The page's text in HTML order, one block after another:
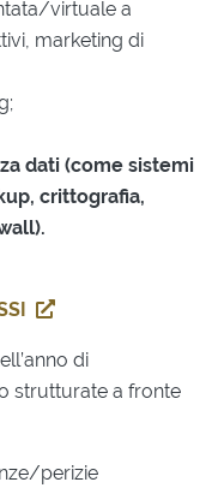
virtuale a
marketing di
dati (come sistemi
crittografia,
di
strutturate a fronte
perizie